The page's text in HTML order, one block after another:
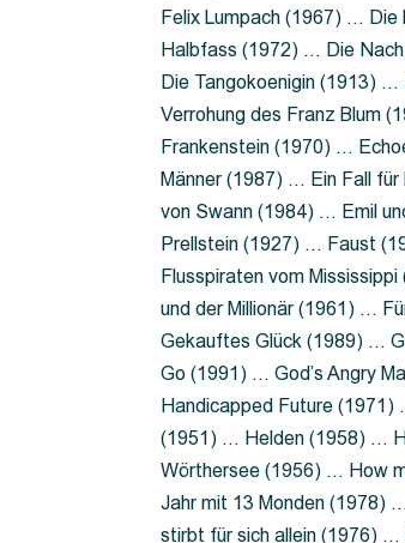
Felix Lumpach (1967) …
Halbfass (1972) … Die
Die Tangokoenigin (1913)
Verrohung des Franz Blum
Frankenstein (1970) …
Männer (1987) … Ein Fall
von Swann (1984) … Emil
Prellstein (1927) … Faust
Flusspiraten vom
und der Millionär (1961) …
Gekauftes Glück (1989) …
Go (1991) … God’s Angry
Handicapped Future
(1951) … Helden (1958) …
Wörthersee (1956) … How
Jahr mit 13 Monden (1978)
stirbt für sich allein (1976)